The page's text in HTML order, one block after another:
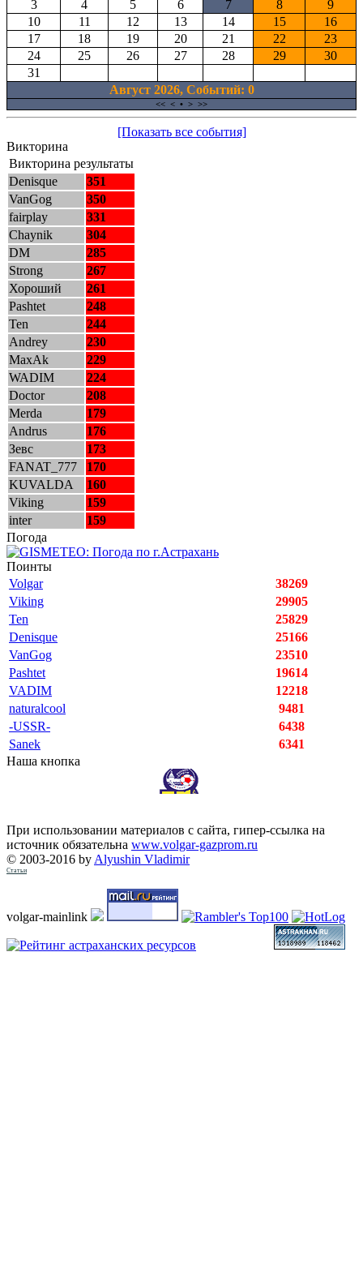
3 4 5 6 7 8
9
10
11 12 13 14 15
16
17
18 19 20 21 22
23
24
25 26 27 28 29
30
31
Август 2026, Cобытий: 0
<< < • > >>
[Показать все события]
Викторина
Викторина результаты
Denisque
351
VanGog
350
fairplay
331
Chaynik
304
DM
285
Strong
267
Хороший
261
Pashtet
248
Ten
244
Andrey
230
MaxAk
229
WADIM
224
Doctor
208
Merda
179
Andrus
176
Зевс
173
FANAT_777
170
KUVALDA
160
Viking
159
inter
159
Погода
Поинты
Volgar
38269
Viking
29905
Ten
25829
Denisque
25166
VanGog
23510
Pashtet
19614
VADIM
12218
naturalcool
9481
-USSR-
6438
Sanek
6341
Наша кнопка
При использовании материалов с сайта, гипер-ссылка на
источник обязательна www.volgar-gazprom.ru
© 2003-2016 by Alyushin Vladimir
Статьи
volgar-mainlink